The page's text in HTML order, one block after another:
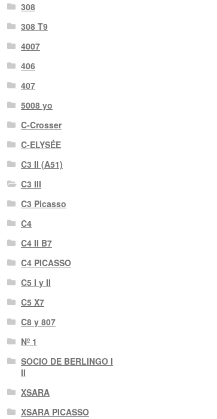
308
308 T9
4007
406
407
5008 yo
C-Crosser
C-ELYSÉE
C3 II (A51)
C3 III
C3 Picasso
C4
C4 II B7
C4 PICASSO
C5 I y II
C5 X7
C8 y 807
Nº 1
SOCIO DE BERLINGO I
II
XSARA
XSARA PICASSO